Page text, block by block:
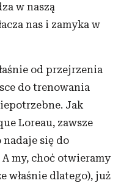
w naszą
nas i zamyka w
od przejrzenia
do trenowania
Jak
Loreau, zawsze
nadaje się do
my, choć otwieramy
właśnie dlatego), już